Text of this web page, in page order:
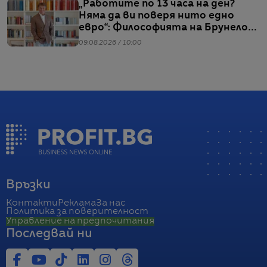
„Работите по 13 часа на ден?
Няма да ви поверя нито едно
евро“: Философията на Брунело
Кучинели за бизнеса и живота
09.08.2026 / 10:00
Връзки
Контакти РекламаЗа нас
Политика за поверителност
Управление на предпочитания
Последвай ни